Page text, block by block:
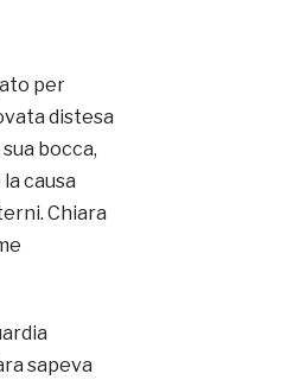
per
distesa
bocca,
causa
Chiara
sapeva